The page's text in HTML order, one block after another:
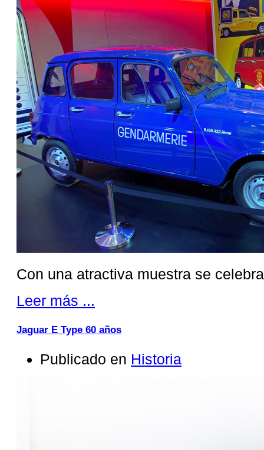
Con una atractiva muestra se
Leer más ...
Jaguar E Type 60 años
Publicado en Historia